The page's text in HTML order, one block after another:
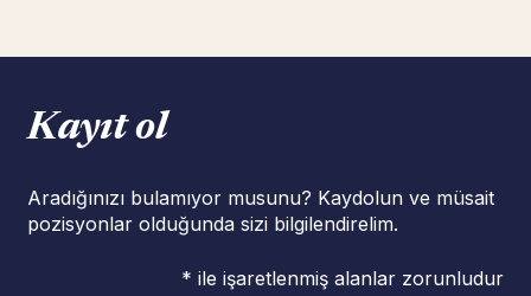
Kayıt ol
Aradığınızı bulamıyor musunu? Kaydolun ve müsait
pozisyonlar olduğunda sizi bilgilendirelim.
* ile işaretlenmiş alanlar zorunludur